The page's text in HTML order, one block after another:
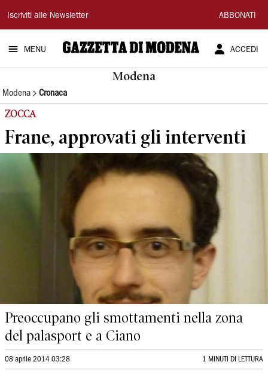
Gazzetta
di
Modena
Iscriviti alle Newsletter ABBONATI
MENU ACCEDI
Modena
Modena Cronaca
ZOCCA
Frane, approvati gli interventi
Preoccupano gli smottamenti nella zona
del palasport e a Ciano
08 aprile 2014 03:28 1 MINUTI DI LETTURA